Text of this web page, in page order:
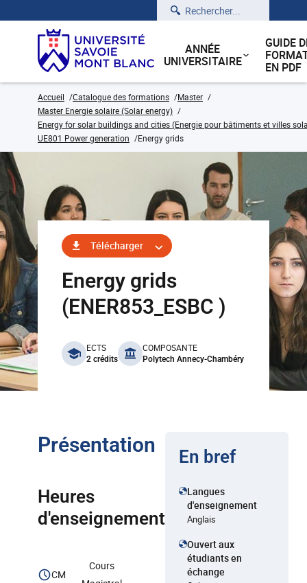
Rechercher
ANNÉE
UNIVERSITAIRE
GUIDE
EN PDF
Accueil Catalogue des formations
Master
Master Energie solaire (Solar energy)
Energy for solar buildings and cities (Energie pour bâtiments et villes
UE801 Power generation
Energy grids
Télécharger
Energy grids
(ENER853_ESBC )
benefits
ECTS
2 crédits
COMPOSANTE
Polytech Annecy-Chambéry
Présentation
Heures
d'enseignement
CM
Cours
En bref
Langues
d'enseignement
Anglais
Ouvert aux
étudiants en
échange